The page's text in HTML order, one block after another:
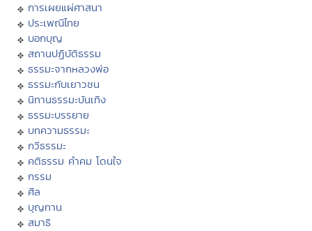
การเผยแผ่ศาสนา
ประเพณีไทย
บอกบุญ
สถานปฏิบัติธรรม
ธรรมะจากหลวงพ่อ
ธรรมะกับเยาวชน
นิทานธรรมะบันเทิง
ธรรมะบรรยาย
บทความธรรมะ
กวีธรรมะ
คติธรรม คำคม โดนใจ
กรรม
ศีล
บุญทาน
สมาธิ